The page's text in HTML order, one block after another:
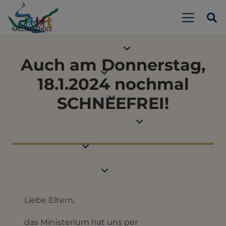
Auch am Donnerstag,
18.1.2024 nochmal
SCHNEEFREI!
Liebe Eltern,
das Ministerium hat uns per